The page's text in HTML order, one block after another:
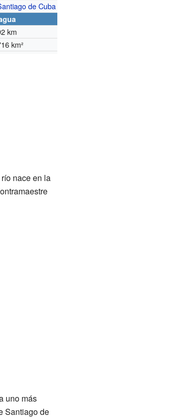
de Cuba
km
km²
nace en la
uno más
Santiago de